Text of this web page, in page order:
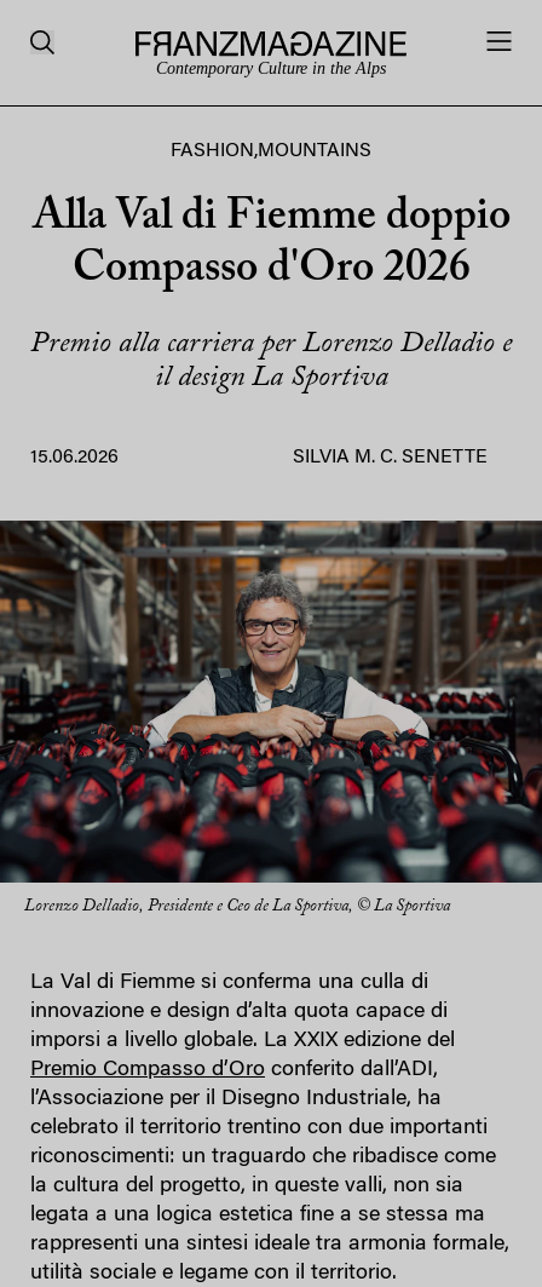
Contemporary Culture in the Alps
FASHION ,MOUNTAINS
Alla Val di Fiemme doppio
Compasso d'Oro 2026
Premio alla carriera per Lorenzo Delladio e
il design La Sportiva
15.06.2026 SILVIA M. C. SENETTE
Lorenzo Delladio, Presidente e Ceo de La Sportiva, © La Sportiva
La Val di Fiemme si conferma una culla di
innovazione e design d’alta quota capace di
imporsi a livello globale. La XXIX edizione del
Premio Compasso d’Oro conferito dall’ADI,
l’Associazione per il Disegno Industriale, ha
celebrato il territorio trentino con due importanti
riconoscimenti: un traguardo che ribadisce come
la cultura del progetto, in queste valli, non sia
legata a una logica estetica fine a se stessa ma
rappresenti una sintesi ideale tra armonia formale,
utilità sociale e legame con il territorio.